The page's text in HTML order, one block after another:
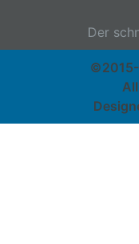
Der
©2015-